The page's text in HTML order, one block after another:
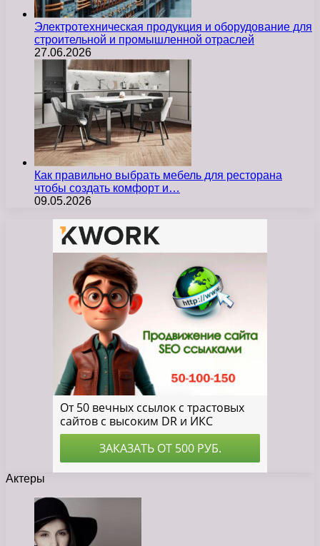
Электротехническая продукция и оборудование для
строительной и промышленной отраслей
27.06.2026
Как правильно выбрать мебель для ресторана
чтобы создать комфорт и…
09.05.2026
Актеры